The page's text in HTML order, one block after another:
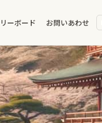
ーボード お問いあわせ